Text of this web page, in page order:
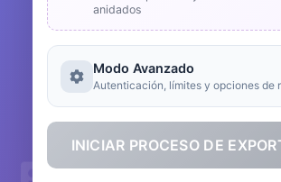
anidados
Modo Avanzado
Autenticación, límites y opciones de
INICIAR PROCESO DE